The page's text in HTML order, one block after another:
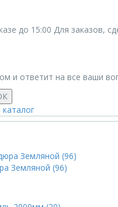
до 15:00 Для заказов,
и ответит на все ваши
Земляной (96)